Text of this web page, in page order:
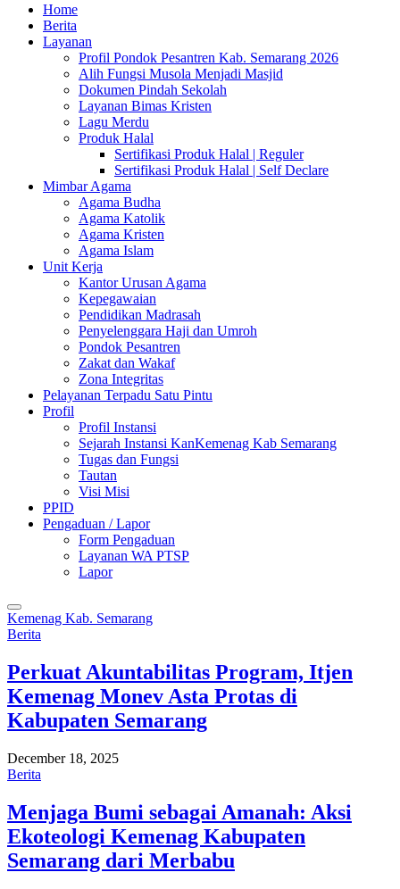
Home
Berita
Layanan
Profil Pondok Pesantren Kab. Semarang 2026
Alih Fungsi Musola Menjadi Masjid
Dokumen Pindah Sekolah
Layanan Bimas Kristen
Lagu Merdu
Produk Halal
Sertifikasi Produk Halal | Reguler
Sertifikasi Produk Halal | Self Declare
Mimbar Agama
Agama Budha
Agama Katolik
Agama Kristen
Agama Islam
Unit Kerja
Kantor Urusan Agama
Kepegawaian
Pendidikan Madrasah
Penyelenggara Haji dan Umroh
Pondok Pesantren
Zakat dan Wakaf
Zona Integritas
Pelayanan Terpadu Satu Pintu
Profil
Profil Instansi
Sejarah Instansi KanKemenag Kab Semarang
Tugas dan Fungsi
Tautan
Visi Misi
PPID
Pengaduan / Lapor
Form Pengaduan
Layanan WA PTSP
Lapor
Kemenag Kab. Semarang
Berita
Perkuat Akuntabilitas Program, Itjen
Kemenag Monev Asta Protas di
Kabupaten Semarang
December 18, 2025
Berita
Menjaga Bumi sebagai Amanah: Aksi
Ekoteologi Kemenag Kabupaten
Semarang dari Merbabu